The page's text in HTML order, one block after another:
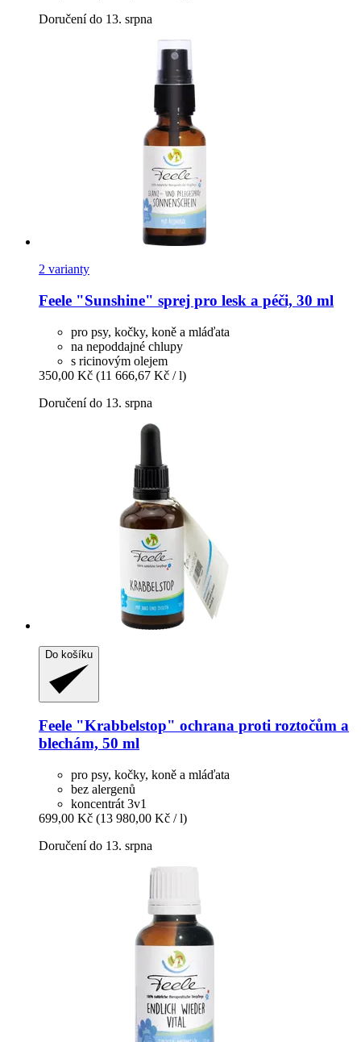
Doručení do 13. srpna
2 varianty
Feele "Sunshine" sprej pro lesk a péči, 30 ml
pro psy, kočky, koně a mláďata
na nepoddajné chlupy
s ricinovým olejem
350,00 Kč (11 666,67 Kč / l)
Doručení do 13. srpna
Do košíku
Feele "Krabbelstop" ochrana proti roztočům a
blechám, 50 ml
pro psy, kočky, koně a mláďata
bez alergenů
koncentrát 3v1
699,00 Kč (13 980,00 Kč / l)
Doručení do 13. srpna